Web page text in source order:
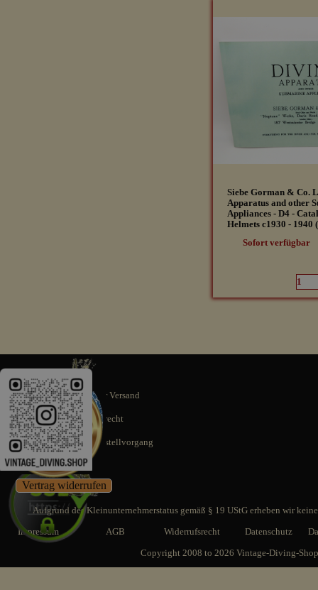
Siebe Gorman & Co.
Apparatus and other
Appliances - D4 -
Helmets c1930 - 1940
Sofort verfügbar
Schnellstmöglicher Versand
14 Tage Rückgaberecht
SSL gesicherter Bestellvorgang
Vertrag widerrufen
Aufgrund des Kleinunternehmerstatus gemäß § 19 UStG erheben wir
Impressum AGB Widerrufsrecht Datenschutz
Copyright 2008 to 2026 Vintage-Diving-